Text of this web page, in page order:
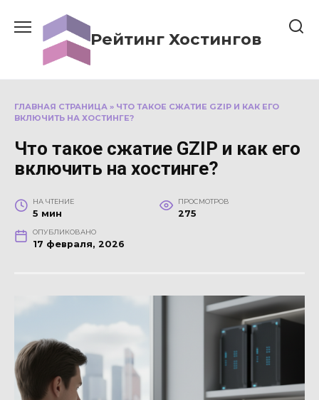
содержанию
Рейтинг Хостингов
ГЛАВНАЯ СТРАНИЦА » ЧТО ТАКОЕ СЖАТИЕ GZIP И КАК ЕГО
ВКЛЮЧИТЬ НА ХОСТИНГЕ?
Что такое сжатие GZIP и как его
включить на хостинге?
НА ЧТЕНИЕ
5 мин
ПРОСМОТРОВ
275
ОПУБЛИКОВАНО
17 февраля, 2026